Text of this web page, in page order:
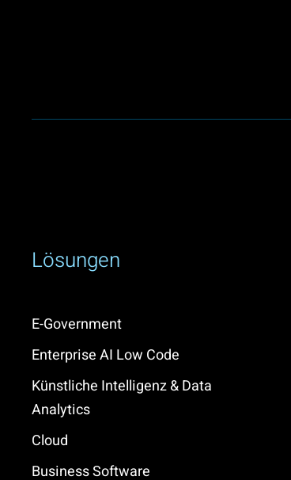
Lösungen
E-Government
Enterprise AI Low Code
Künstliche Intelligenz & Data
Analytics
Cloud
Business Software